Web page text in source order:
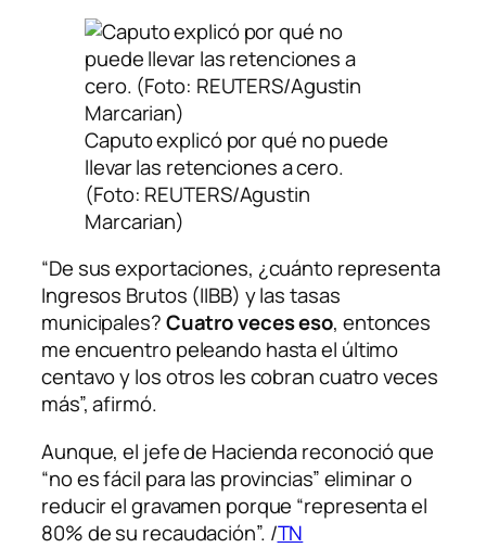
Caputo explicó por qué no puede
llevar las retenciones a cero.
(Foto: REUTERS/Agustin
Marcarian)
“De sus exportaciones, ¿cuánto representa
Ingresos Brutos (IIBB) y las tasas
municipales?Cuatro veces eso, entonces
me encuentro peleando hasta el último
centavo y los otros les cobran cuatro veces
más”, afirmó.
Aunque, el jefe de Hacienda reconoció que
“no es fácil para las provincias” eliminar o
reducir el gravamen porque “representa el
80% de su recaudación”. /TN